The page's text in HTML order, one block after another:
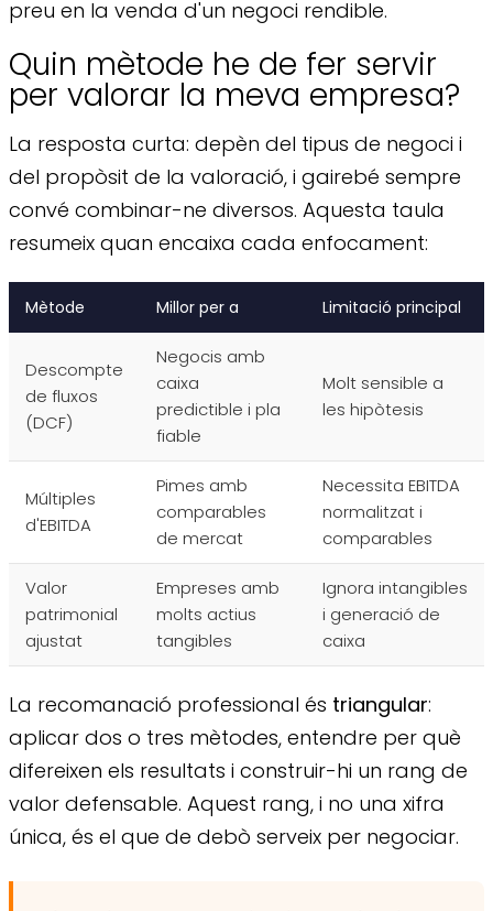
preu en la venda d'un negoci rendible.
Quin mètode he de fer servir
per valorar la meva empresa?
La resposta curta: depèn del tipus de negoci i
del propòsit de la valoració, i gairebé sempre
convé combinar-ne diversos. Aquesta taula
resumeix quan encaixa cada enfocament:
Mètode Millor per a Limitació principal
Descompte
de fluxos
(DCF)
Negocis amb
caixa
predictible i pla
fiable
Molt sensible a
les hipòtesis
Múltiples
d'EBITDA
Pimes amb
comparables
de mercat
Necessita EBITDA
normalitzat i
comparables
Valor
patrimonial
ajustat
Empreses amb
molts actius
tangibles
Ignora intangibles
i generació de
caixa
La recomanació professional és triangular:
aplicar dos o tres mètodes, entendre per què
difereixen els resultats i construir-hi un rang de
valor defensable. Aquest rang, i no una xifra
única, és el que de debò serveix per negociar.